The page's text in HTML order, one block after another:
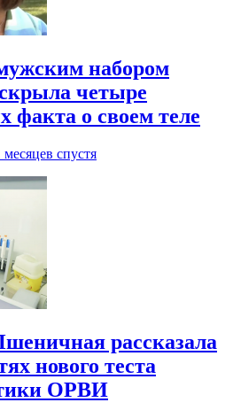
набором
четыре
факта о своем теле
месяцев спустя
рассказала
нового теста
ОРВИ